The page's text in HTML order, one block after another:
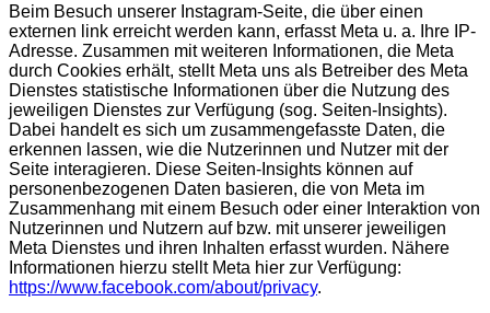
Beim Besuch unserer Instagram-Seite, die über einen
externen link erreicht werden kann, erfasst Meta u. a. Ihre IP-
Adresse. Zusammen mit weiteren Informationen, die Meta
durch Cookies erhält, stellt Meta uns als Betreiber des Meta
Dienstes statistische Informationen über die Nutzung des
jeweiligen Dienstes zur Verfügung (sog. Seiten-Insights).
Dabei handelt es sich um zusammengefasste Daten, die
erkennen lassen, wie die Nutzerinnen und Nutzer mit der
Seite interagieren. Diese Seiten-Insights können auf
personenbezogenen Daten basieren, die von Meta im
Zusammenhang mit einem Besuch oder einer Interaktion von
Nutzerinnen und Nutzern auf bzw. mit unserer jeweiligen
Meta Dienstes und ihren Inhalten erfasst wurden. Nähere
Informationen hierzu stellt Meta hier zur Verfügung:
https://www.facebook.com/about/privacy.